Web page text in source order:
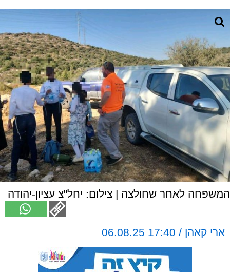
המשפחה לאחר שחולצה | צילום: יחל"צ עציון-יהודה
ארי קאהן / 17:40 06.08.25